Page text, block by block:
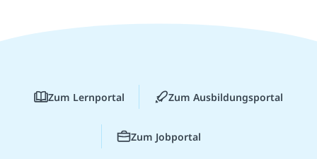
Zum Lernportal Zum Ausbildungsportal
Zum Jobportal